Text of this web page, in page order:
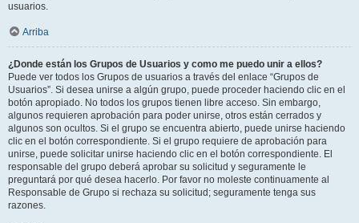
usuarios.
Arriba
¿Donde están los Grupos de Usuarios y como me puedo unir a ellos?
Puede ver todos los Grupos de usuarios a través del enlace “Grupos de
Usuarios”. Si desea unirse a algún grupo, puede proceder haciendo clic en el
botón apropiado. No todos los grupos tienen libre acceso. Sin embargo,
algunos requieren aprobación para poder unirse, otros están cerrados y
algunos son ocultos. Si el grupo se encuentra abierto, puede unirse haciendo
clic en el botón correspondiente. Si el grupo requiere de aprobación para
unirse, puede solicitar unirse haciendo clic en el botón correspondiente. El
responsable del grupo deberá aprobar su solicitud y seguramente le
preguntará por qué desea hacerlo. Por favor no moleste continuamente al
Responsable de Grupo si rechaza su solicitud; seguramente tenga sus
razones.